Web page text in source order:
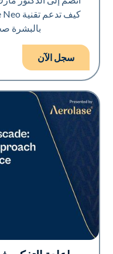
بالبشرة
سجل الآن